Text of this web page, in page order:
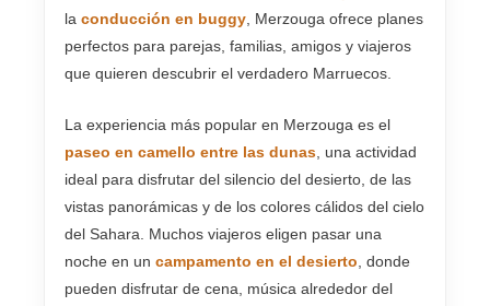
la conducción en buggy , Merzouga ofrece planes
perfectos para parejas, familias, amigos y viajeros
que quieren descubrir el verdadero Marruecos.
La experiencia más popular en Merzouga es el
paseo en camello entre las dunas, una actividad
ideal para disfrutar del silencio del desierto, de las
vistas panorámicas y de los colores cálidos del cielo
del Sahara. Muchos viajeros eligen pasar una
noche en un campamento en el desierto, donde
pueden disfrutar de cena, música alrededor del